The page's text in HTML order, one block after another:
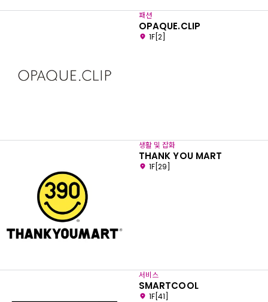
패션
OPAQUE.CLIP
1F[2]
생활 및 잡화
THANK YOU MART
1F[29]
서비스
SMARTCOOL
1F[41]